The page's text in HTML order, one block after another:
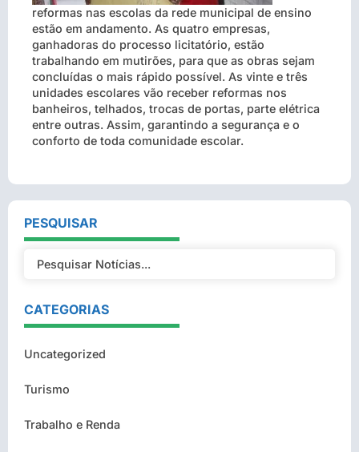
reformas nas escolas da rede municipal de ensino
estão em andamento. As quatro empresas,
ganhadoras do processo licitatório, estão
trabalhando em mutirões, para que as obras sejam
concluídas o mais rápido possível. As vinte e três
unidades escolares vão receber reformas nos
banheiros, telhados, trocas de portas, parte elétrica
entre outras. Assim, garantindo a segurança e o
conforto de toda comunidade escolar.
PESQUISAR
CATEGORIAS
Uncategorized
Turismo
Trabalho e Renda